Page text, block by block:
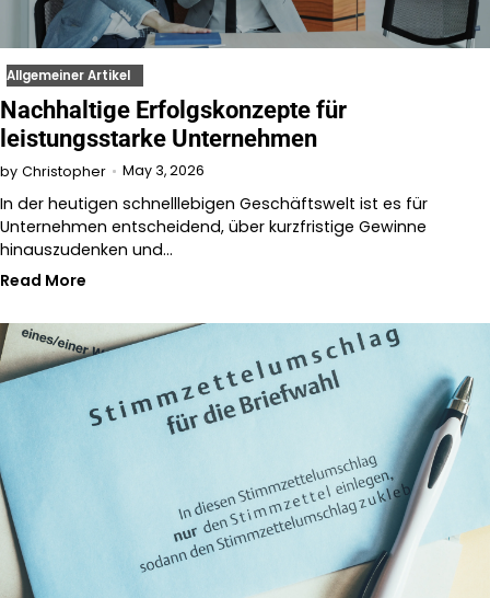
Allgemeiner Artikel
Nachhaltige Erfolgskonzepte für
leistungsstarke Unternehmen
by Christopher May 3, 2026
In der heutigen schnelllebigen Geschäftswelt ist es für
Unternehmen entscheidend, über kurzfristige Gewinne
hinauszudenken und…
Read More